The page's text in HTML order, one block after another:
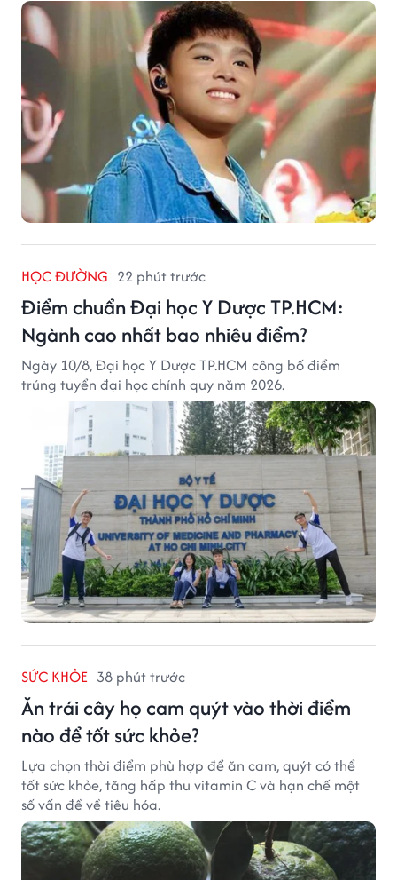
HỌC ĐƯỜNG 22 phút trước
Điểm chuẩn Đại học Y Dược TP.HCM:
Ngành cao nhất bao nhiêu điểm?
Ngày 10/8, Đại học Y Dược TP.HCM công bố điểm
trúng tuyển đại học chính quy năm 2026.
SỨC KHỎE 38 phút trước
Ăn trái cây họ cam quýt vào thời điểm
nào để tốt sức khỏe?
Lựa chọn thời điểm phù hợp để ăn cam, quýt có thể
tốt sức khỏe, tăng hấp thu vitamin C và hạn chế một
số vấn đề về tiêu hóa.